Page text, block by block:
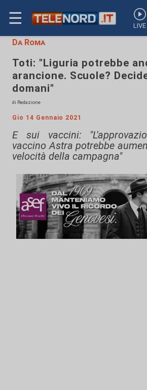
☰ LIVE
Da Roma
Toti: "Liguria potrebbe
arancione. Scuole?
domani"
di Redazione
Gio 14 Gennaio 2021
E sui vaccini:
vaccino Astra potrebbe
velocità della campagna"